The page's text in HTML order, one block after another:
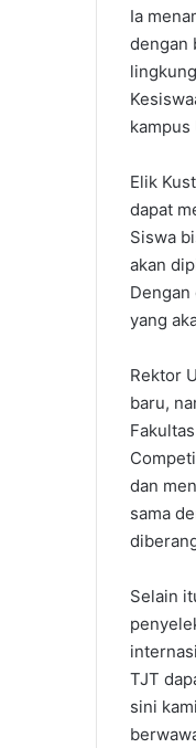
Ia
dengan
kampus
Elik
dapat
Siswa
akan
yang
Rektor
baru,
dan
sama
Selain
TJT
sini